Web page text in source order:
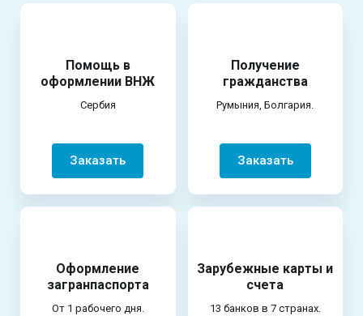
Помощь в
оформлении ВНЖ
Сербия
Заказать
Получение
гражданства
Румыния, Болгария.
Заказать
Оформление
загранпаспорта
От 1 рабочего дня.
Зарубежные карты и
счета
13 банков в 7 странах.